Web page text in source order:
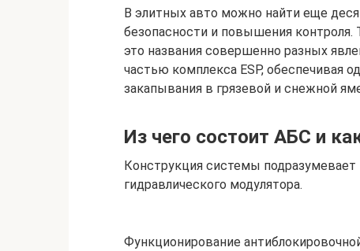
В элитных авто можно найти еще
безопасности и повышения контроля.
это названия совершенно разных
частью комплекса ESP, обеспечивая
закапывания в грязевой и снежной
Из чего состоит АБС и
Конструкция системы подразумевает
гидравлического модулятора.
Функционирование